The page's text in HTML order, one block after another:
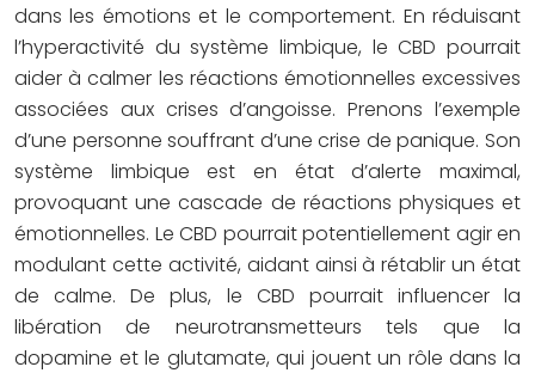
dans les émotions et le comportement. En réduisant
l’hyperactivité du système limbique, le CBD pourrait
aider à calmer les réactions émotionnelles excessives
associées aux crises d’angoisse. Prenons l’exemple
d’une personne souffrant d’une crise de panique. Son
système limbique est en état d’alerte maximal,
provoquant une cascade de réactions physiques et
émotionnelles. Le CBD pourrait potentiellement agir en
modulant cette activité, aidant ainsi à rétablir un état
de calme. De plus, le CBD pourrait influencer la
libération de neurotransmetteurs tels que la
dopamine et le glutamate, qui jouent un rôle dans la